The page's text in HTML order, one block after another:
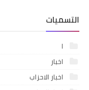
التسميات
ا
اخبار
اخبار الاحزاب